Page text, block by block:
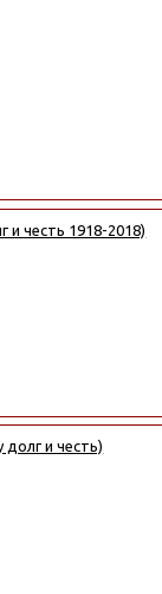
и честь 1918-2018)
и честь)